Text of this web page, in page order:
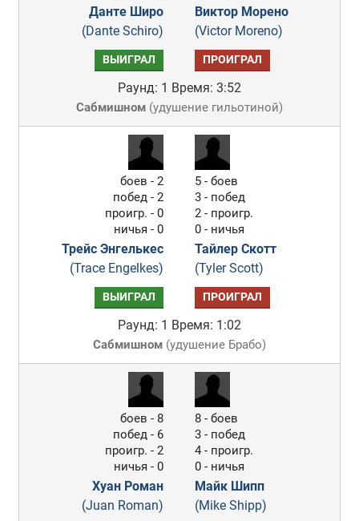
Данте Широ
(Dante Schiro)
Виктор Морено
(Victor Moreno)
ВЫИГРАЛ ПРОИГРАЛ
Раунд: 1 Время: 3:52
Сабмишном(удушение гильотиной)
боев - 2
побед - 2
проигр. - 0
ничья - 0
Трейс Энгелькес
(Trace Engelkes)
5 - боев
3 - побед
2 - проигр.
0 - ничья
Тайлер Скотт
(Tyler Scott)
ВЫИГРАЛ ПРОИГРАЛ
Раунд: 1 Время: 1:02
Сабмишном(удушение Брабо)
боев - 8
побед - 6
проигр. - 2
ничья - 0
Хуан Роман
(Juan Roman)
8 - боев
3 - побед
4 - проигр.
0 - ничья
Майк Шипп
(Mike Shipp)